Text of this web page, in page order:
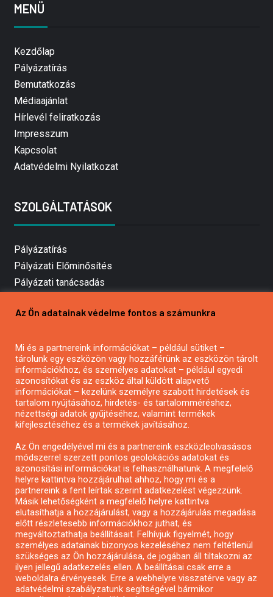
MENÜ
Kezdőlap
Pályázatírás
Bemutatkozás
Médiaajánlat
Hírlevél feliratkozás
Impresszum
Kapcsolat
Adatvédelmi Nyilatkozat
SZOLGÁLTATÁSOK
Pályázatírás
Pályázati Előminősítés
Pályázati tanácsadás
Mezőgazdasági pályázatírás
Pályázatírás civil szervezeteknek
Pályázatírás önkormányzatoknak
Pályázatfigyelés
Specifikus pályázatfigyelés vagy hírlevél
Pályázatok magánszemélyeknek
Pályázatok civil szervezeteknek
Pályázatok vállalkozásoknak
Önkormányzati pályázatok
Mezőgazdasági pályázatok
Falusi turizmus pályázatok
Napelem pályázatok
Az Ön adatainak védelme fontos a számunkra
Mi és a partnereink információkat – például sütiket –
tárolunk egy eszközön vagy hozzáférünk az eszközön tárolt
információkhoz, és személyes adatokat – például egyedi
azonosítókat és az eszköz által küldött alapvető
információkat – kezelünk személyre szabott hirdetések és
tartalom nyújtásához, hirdetés- és tartalomméréshez,
nézettségi adatok gyűjtéséhez, valamint termékek
kifejlesztéséhez és a termékek javításához.
Az Ön engedélyével mi és a partnereink eszközleolvasásos
módszerrel szerzett pontos geolokációs adatokat és
azonosítási információkat is felhasználhatunk. A megfelelő
helyre kattintva hozzájárulhat ahhoz, hogy mi és a
partnereink a fent leírtak szerint adatkezelést végezzünk.
Másik lehetőségként a megfelelő helyre kattintva
elutasíthatja a hozzájárulást, vagy a hozzájárulás megadása
előtt részletesebb információkhoz juthat, és
megváltoztathatja beállításait. Felhívjuk figyelmét, hogy
személyes adatainak bizonyos kezeléséhez nem feltétlenül
szükséges az Ön hozzájárulása, de jogában áll tiltakozni az
ilyen jellegű adatkezelés ellen. A beállításai csak erre a
weboldalra érvényesek. Erre a webhelyre visszatérve vagy az
adatvédelmi szabályzatunk segítségével bármikor